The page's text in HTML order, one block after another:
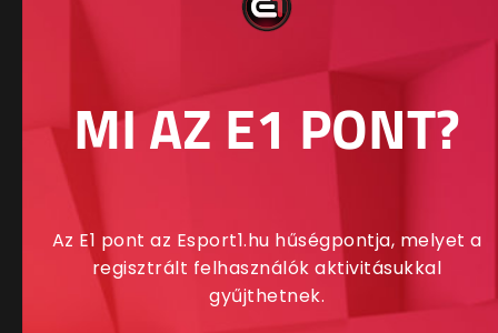
MI AZ E1 PONT?
Az E1 pont az Esport1.hu hűségpontja, melyet a
regisztrált felhasználók aktivitásukkal
gyűjthetnek.